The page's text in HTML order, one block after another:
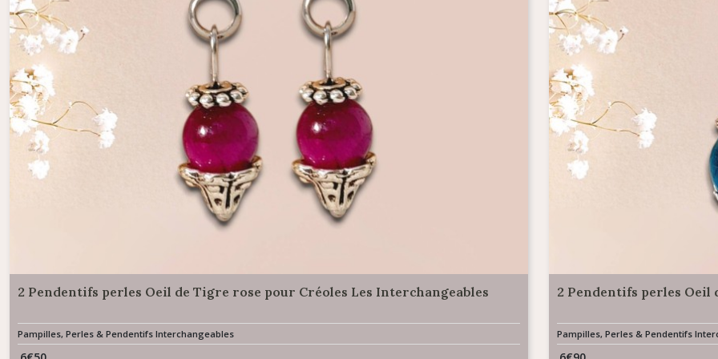
2 Pendentifs perles Oeil de Tigre rose pour Créoles Les Interchangeables
Pampilles, Perles & Pendentifs Interchangeables
2 Pendentifs perles Oeil
Pampilles, Perles & Pendentifs